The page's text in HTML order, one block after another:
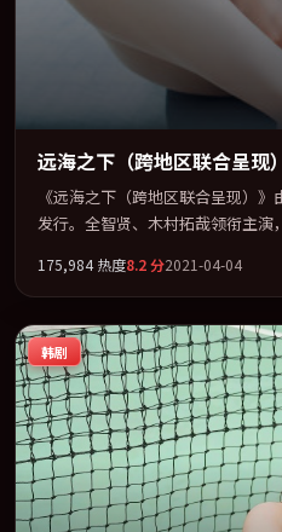
远海之下（跨地区联合呈现）
《远海之下（跨地区联合呈现）
发行。全智贤、木村拓哉领衔主演
作」类型为骨架，在叙事、表演与
22 在内地院线及主流平台同步亮
适合喜欢强情节与人物弧光的观众
175,984热度8.2分2021-04-04
韩剧